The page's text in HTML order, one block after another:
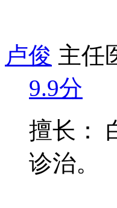
卢俊 主任
9.9分
擅长：
诊治。